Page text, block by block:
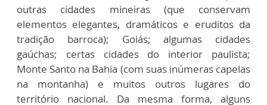
outras cidades mineiras (que conservam
elementos elegantes, dramáticos e eruditos da
tradição barroca); Goiás; algumas cidades
gaúchas; certas cidades do interior paulista;
Monte Santo na Bahia (com suas inúmeras capelas
na montanha) e muitos outros lugares do
território nacional. Da mesma forma, alguns